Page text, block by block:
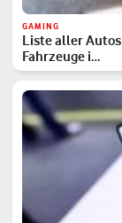
GAMING
Liste aller
Fahrzeuge i…